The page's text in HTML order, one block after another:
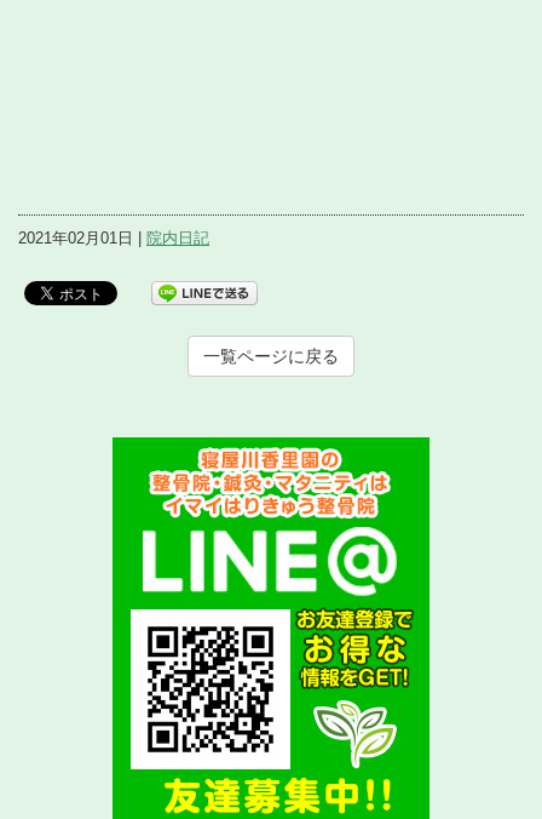
2021年02月01日 | 院内日記
一覧ページに戻る